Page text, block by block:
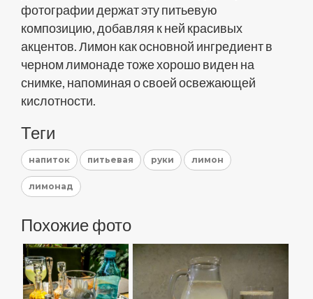
фотографии держат эту питьевую
композицию, добавляя к ней красивых
акцентов. Лимон как основной ингредиент в
черном лимонаде тоже хорошо виден на
снимке, напоминая о своей освежающей
кислотности.
Теги
напиток питьевая руки лимон
лимонад
Похожие фото